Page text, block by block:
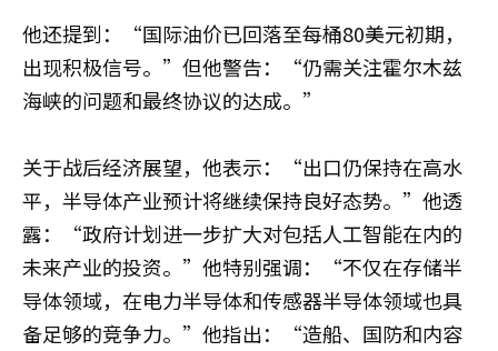
他还提到：“国际油价已回落至每桶80美元初期，
出现积极信号。”但他警告：“仍需关注霍尔木兹
海峡的问题和最终协议的达成。”
关于战后经济展望，他表示：“出口仍保持在高水
平，半导体产业预计将继续保持良好态势。”他透
露：“政府计划进一步扩大对包括人工智能在内的
未来产业的投资。”他特别强调：“不仅在存储半
导体领域，在电力半导体和传感器半导体领域也具
备足够的竞争力。”他指出：“造船、国防和内容